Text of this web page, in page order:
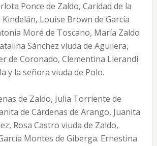
Ponce de Zaldo, Caridad de la
Louise Brown de García
Moré de Toscano, María Zaldo
Sánchez viuda de Aguilera,
de Coronado, Clementina Llerandi
y la señora viuda de Polo.
de Zaldo, Julia Torriente de
de Cárdenas de Arango, Juanita
Rosa Castro viuda de Zaldo,
Montes de Giberga. Ernestina